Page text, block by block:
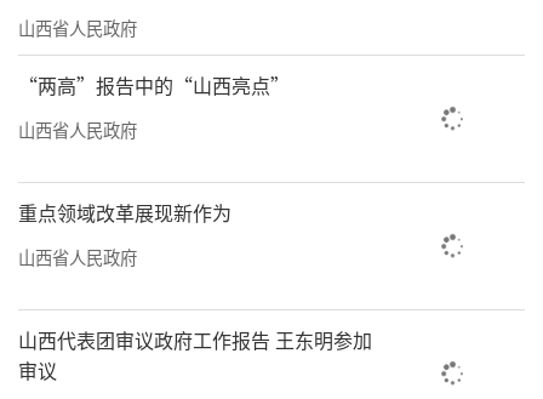
山西省人民政府
“两高”报告中的“山西亮点”
山西省人民政府
重点领域改革展现新作为
山西省人民政府
山西代表团审议政府工作报告 王东明参加
审议